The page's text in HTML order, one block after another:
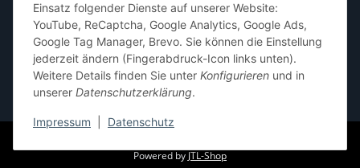
Einsatz folgender Dienste auf unserer Website:
YouTube, ReCaptcha, Google Analytics, Google Ads,
Google Tag Manager, Brevo. Sie können die Einstellung
jederzeit ändern (Fingerabdruck-Icon links unten).
Weitere Details finden Sie unter Konfigurieren und in
unserer Datenschutzerklärung.
Impressum Datenschutz
* Alle Preise inkl. gesetzlicher USt., zzgl.Versand
Powered by JTL-Shop